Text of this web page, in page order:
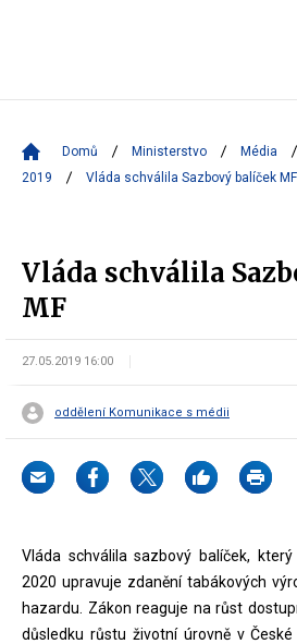
Domů Ministerstvo Média
2019
Vláda schválila Sazbový balíček MF
Vláda schválila
MF
27.05.2019 16:00
oddělení Komunikace s médii
Vláda schválila sazbový balíček,
2020 upravuje zdanění tabákových
hazardu. Zákon reaguje na růst
důsledku růstu životní úrovně v